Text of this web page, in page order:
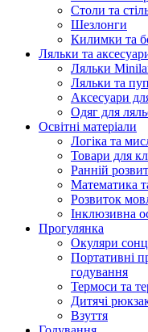
Столи та
Шезлонги
Килимки та
Ляльки та
Ляльки
Ляльки та
Аксесуари
Одяг для
Освітні матеріали
Логіка та
Товари для
Ранній
Математика
Розвиток
Інклюзивна
Прогулянка
Окуляри
Портативні
годування
Термоси та
Дитячі
Взуття